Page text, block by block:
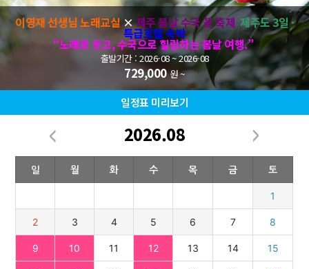
이영재 선생님 노래교실×제주 봄날 수국 꽃 축제제주도 3일 ·
특급호텔 숙박
“노래로 웃고, 수국으로 힐링하는 봄날 여행.”
출발기간 : 2026-08 ~ 2026-08
729,000원 ~
일정표 미리보기
2026.08